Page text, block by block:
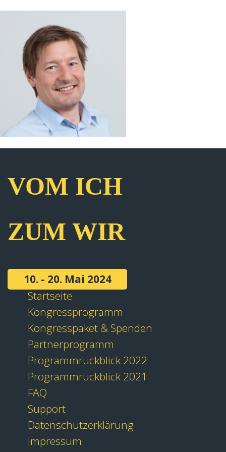
VOM ICH
ZUM WIR
10. - 20. Mai 2024
Startseite
Kongressprogramm
Kongresspaket & Spenden
Partnerprogramm
Programmrückblick 2022
Programmrückblick 2021
FAQ
Support
Datenschutzerklärung
Impressum